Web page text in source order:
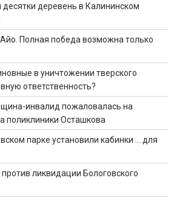
десятки деревень в Калининском
Полная победа возможна только
в уничтожении тверского
ответственность?
инвалид пожаловалась на
поликлиники Осташкова
парке установили кабинки … для
ликвидации Бологовского